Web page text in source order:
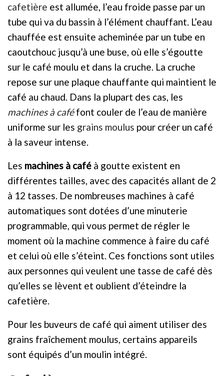
cafetière est allumée, l’eau froide passe par un
tube qui va du bassin à l’élément chauffant. L’eau
chauffée est ensuite acheminée par un tube en
caoutchouc jusqu’à une buse, où elle s’égoutte
sur le café moulu et dans la cruche. La cruche
repose sur une plaque chauffante qui maintient le
café au chaud. Dans la plupart des cas, les
machines à caféfont couler de l’eau de manière
uniforme sur les grains moulus pour créer un café
à la saveur intense.
Les machines à café à goutte existent en
différentes tailles, avec des capacités allant de 2
à 12 tasses. De nombreuses machines à café
automatiques sont dotées d’une minuterie
programmable, qui vous permet de régler le
moment où la machine commence à faire du café
et celui où elle s’éteint. Ces fonctions sont utiles
aux personnes qui veulent une tasse de café dès
qu’elles se lèvent et oublient d’éteindre la
cafetière.
Pour les buveurs de café qui aiment utiliser des
grains fraîchement moulus, certains appareils
sont équipés d’un moulin intégré.